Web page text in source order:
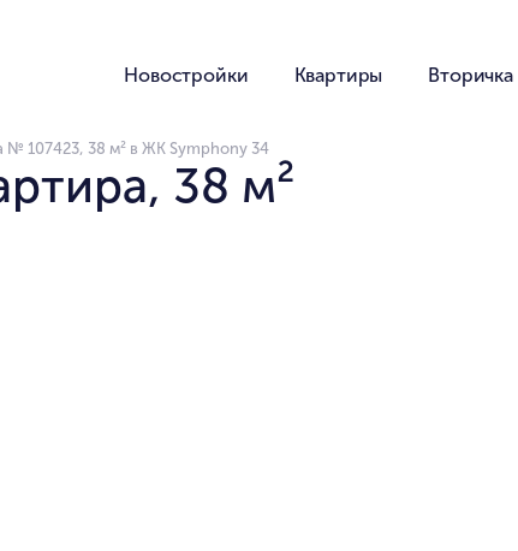
Новостройки Квартиры Вторичка
№ 107423, 38 м² в ЖК Symphony 34
38 м²